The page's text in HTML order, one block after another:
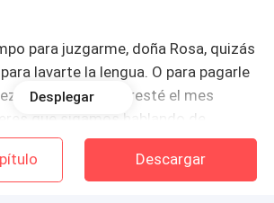
para juzgarme, doña Rosa, quizás
lavarte la lengua. O para pagarle
dólares que te presté el mes
que sigamos hablando de
y se refugió tras su puerta.
Desplegar
Descargar